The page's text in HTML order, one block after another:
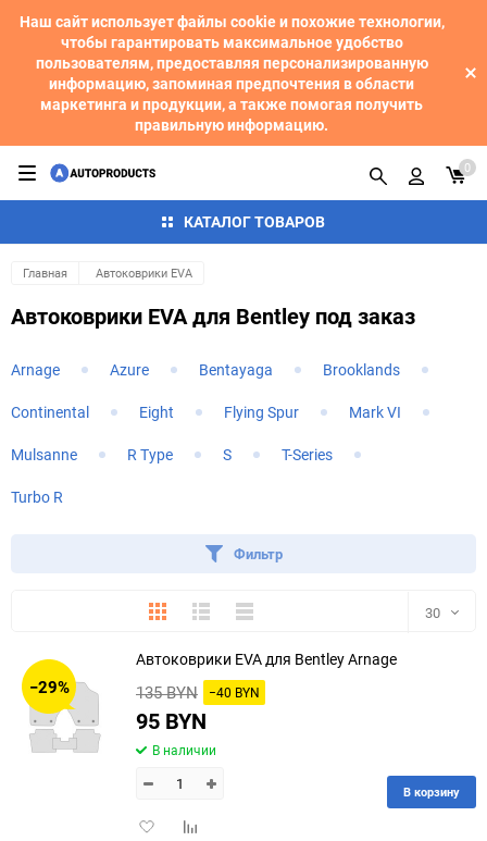
Наш сайт использует файлы cookie и похожие технологии,
чтобы гарантировать максимальное удобство
пользователям, предоставляя персонализированную
информацию, запоминая предпочтения в области
маркетинга и продукции, а также помогая получить
правильную информацию.
КАТАЛОГ ТОВАРОВ
0
Главная Автоковрики EVA
Автоковрики EVA для Bentley под заказ
Arnage Azure Bentayaga Brooklands
Continental Eight Flying Spur Mark VI
Mulsanne R Type S T-Series
Turbo R
Фильтр
ПлиткаПодробноКомпактно 30
150
−29%
Автоковрики EVA для Bentley Arnage
135 BYN −40 BYN
95 BYN
В наличии
ДобавитьДобавить
В корзину